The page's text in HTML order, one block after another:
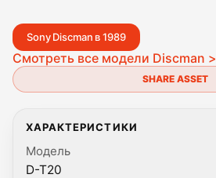
Sony Discman в 1989
Смотреть все модели Discman >
SHARE ASSET
ХАРАКТЕРИСТИКИ
Модель
D-T20